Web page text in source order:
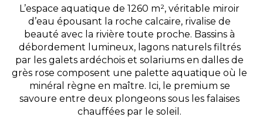
L’espace aquatique de 1260 m², véritable miroir
d’eau épousant la roche calcaire, rivalise de
beauté avec la rivière toute proche. Bassins à
débordement lumineux, lagons naturels filtrés
par les galets ardéchois et solariums en dalles de
grès rose composent une palette aquatique où le
minéral règne en maître. Ici, le premium se
savoure entre deux plongeons sous les falaises
chauffées par le soleil.